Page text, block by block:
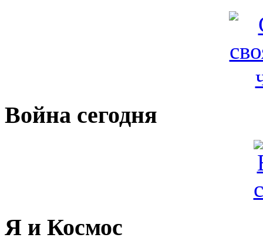
Война сегодня
Я и Космос